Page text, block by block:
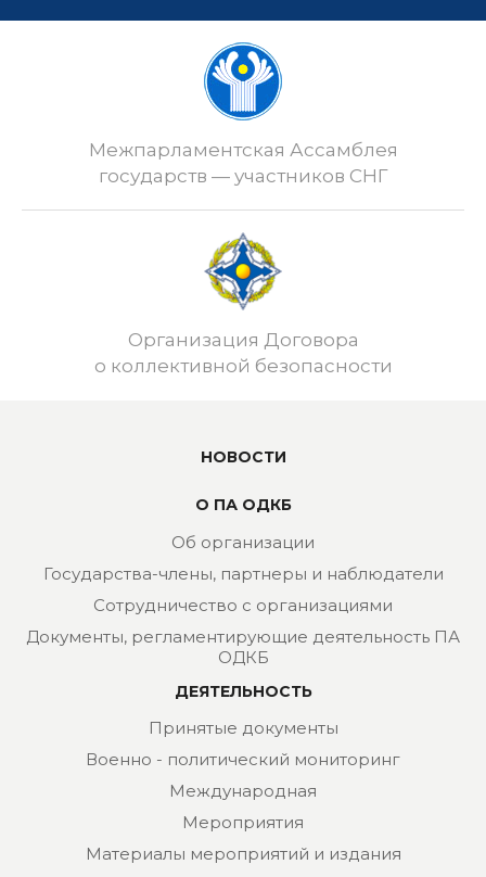
Межпарламентская Ассамблея
государств — участников СНГ
Организация Договора
о коллективной безопасности
НОВОСТИ
О ПА ОДКБ
Об организации
Государства-члены, партнеры и наблюдатели
Сотрудничество с организациями
Документы, регламентирующие деятельность ПА
ОДКБ
ДЕЯТЕЛЬНОСТЬ
Принятые документы
Военно - политический мониторинг
Международная
Мероприятия
Материалы мероприятий и издания